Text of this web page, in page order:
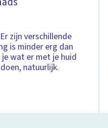
zijn verschillende
is minder erg dan
wat er met je huid
natuurlijk.